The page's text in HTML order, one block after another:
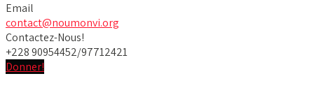
Email
contact@noumonvi.org
Contactez-Nous!
+228 90954452/97712421
Donner!